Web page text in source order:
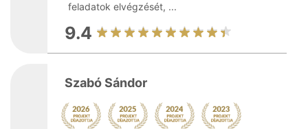
feladatok elvégzését, ...
9.4
Szabó Sándor